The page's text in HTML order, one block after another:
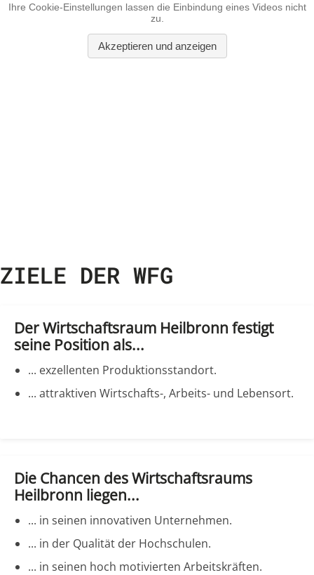
ZIELE DER WFG
Der Wirtschaftsraum Heilbronn festigt
seine Position als...
... exzellenten Produktionsstandort.
... attraktiven Wirtschafts-, Arbeits- und Lebensort.
Die Chancen des Wirtschaftsraums
Heilbronn liegen...
... in seinen innovativen Unternehmen.
... in der Qualität der Hochschulen.
... in seinen hoch motivierten Arbeitskräften.